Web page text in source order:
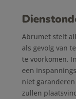
Abrumet stelt
als gevolg van
te voorkomen.
een
niet
zullen